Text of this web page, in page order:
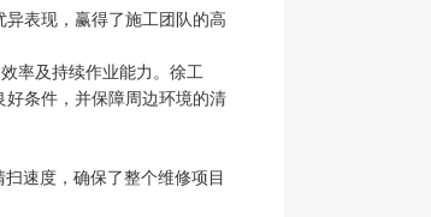
表现，赢得了施工团队的高
率及持续作业能力。徐工
条件，并保障周边环境的清
速度，确保了整个维修项目